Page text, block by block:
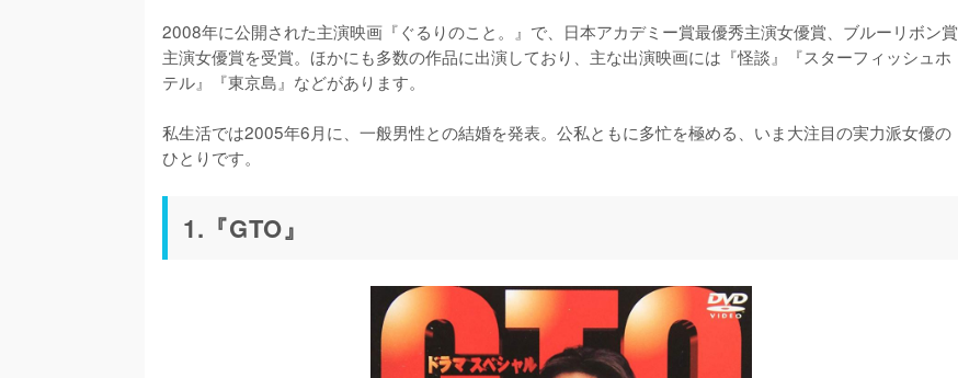
2008年に公開された主演映画『ぐるりのこと。』で、日本アカデミー賞最優秀主演女優賞、ブルーリボン賞
主演女優賞を受賞。ほかにも多数の作品に出演しており、主な出演映画には『怪談』『スターフィッシュホ
テル』『東京島』などがあります。
私生活では2005年6月に、一般男性との結婚を発表。公私ともに多忙を極める、いま大注目の実力派女優の
ひとりです。
1.『GTO』